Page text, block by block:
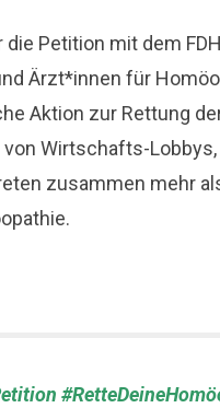
Petition mit dem
Ärzt*innen für
Aktion zur Rettung
Wirtschafts-
zusammen mehr